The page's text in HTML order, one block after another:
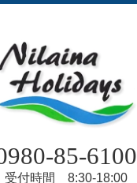
85-6100
受付時間 8:30-18:00